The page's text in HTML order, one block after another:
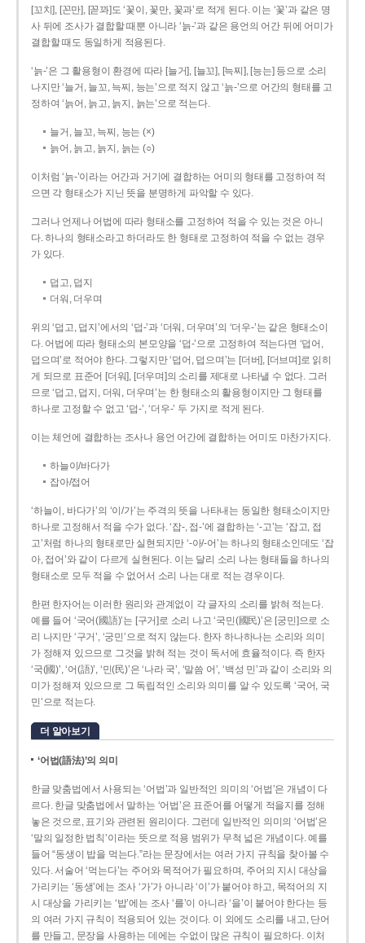
[꼬치], [꼰만], [꼳꽈]도 ‘꽃이, 꽃만, 꽃과’로 적게 된다. 이는 ‘꽃’과 같은 명
사 뒤에 조사가 결합할 때뿐 아니라 ‘늙-’과 같은 용언의 어간 뒤에 어미가
결합할 때도 동일하게 적용된다.
‘늙-’은 그 활용형이 환경에 따라 [늘거], [늘꼬], [늑찌], [능는] 등으로 소리
나지만 ‘늘거, 늘꼬, 늑찌, 능는’으로 적지 않고 ‘늙-’으로 어간의 형태를 고
정하여 ‘늙어, 늙고, 늙지, 늙는’으로 적는다.
늘거, 늘꼬, 늑찌, 능는 (×)
늙어, 늙고, 늙지, 늙는 (○)
이처럼 ‘늙-­’이라는 어간과 거기에 결합하는 어미의 형태를 고정하여 적
으면 각 형태소가 지닌 뜻을 분명하게 파악할 수 있다.
그러나 언제나 어법에 따라 형태소를 고정하여 적을 수 있는 것은 아니
다. 하나의 형태소라고 하더라도 한 형태로 고정하여 적을 수 없는 경우
가 있다.
덥고, 덥지
더워, 더우며
위의 ‘덥고, 덥지’에서의 ‘덥-­’과 ‘더워, 더우며’의 ‘더우-­’는 같은 형태소이
다. 어법에 따라 형태소의 본모양을 ‘덥-­’으로 고정하여 적는다면 ‘덥어,
덥으며’로 적어야 한다. 그렇지만 ‘덥어, 덥으며’는 [더버], [더브며]로 읽히
게 되므로 표준어 [더워], [더우며]의 소리를 제대로 나타낼 수 없다. 그러
므로 ‘덥고, 덥지, 더워, 더우며’는 한 형태소의 활용형이지만 그 형태를
하나로 고정할 수 없고 ‘덥-’, ‘더우-’ 두 가지로 적게 된다.
이는 체언에 결합하는 조사나 용언 어간에 결합하는 어미도 마찬가지다.
하늘이/바다가
잡아/접어
‘하늘이, 바다가’의 ‘이/가’는 주격의 뜻을 나타내는 동일한 형태소이지만
하나로 고정해서 적을 수가 없다. ‘잡-, 접-’에 결합하는 ‘-고’는 ‘잡고, 접
고’처럼 하나의 형태로만 실현되지만 ‘-아/-어’는 하나의 형태소인데도 ‘잡
아, 접어’와 같이 다르게 실현된다. 이는 달리 소리 나는 형태들을 하나의
형태소로 모두 적을 수 없어서 소리 나는 대로 적는 경우이다.
한편 한자어는 이러한 원리와 관계없이 각 글자의 소리를 밝혀 적는다.
예를 들어 ‘국어(國語)’는 [구거]로 소리 나고 ‘국민(國民)’은 [궁민]으로 소
리 나지만 ‘구거’, ‘궁민’으로 적지 않는다. 한자 하나하나는 소리와 의미
가 정해져 있으므로 그것을 밝혀 적는 것이 독서에 효율적이다. 즉 한자
‘국(國)’, ‘어(語)’, ‘민(民)’은 ‘나라 국’, ‘말씀 어’, ‘백성 민’과 같이 소리와 의
미가 정해져 있으므로 그 독립적인 소리와 의미를 알 수 있도록 ‘국어, 국
민’으로 적는다.
더 알아보기
‘어법(語法)’의 의미
한글 맞춤법에서 사용되는 ‘어법’과 일반적인 의미의 ‘어법’은 개념이 다
르다. 한글 맞춤법에서 말하는 ‘어법’은 표준어를 어떻게 적을지를 정해
놓은 것으로, 표기와 관련된 원리이다. 그런데 일반적인 의미의 ‘어법’은
‘말의 일정한 법칙’이라는 뜻으로 적용 범위가 무척 넓은 개념이다. 예를
들어 “동생이 밥을 먹는다.”라는 문장에서는 여러 가지 규칙을 찾아볼 수
있다. 서술어 ‘먹는다’는 주어와 목적어가 필요하며, 주어의 지시 대상을
가리키는 ‘동생’에는 조사 ‘가’가 아니라 ‘이’가 붙어야 하고, 목적어의 지
시 대상을 가리키는 ‘밥’에는 조사 ‘를’이 아니라 ‘을’이 붙어야 한다는 등
의 여러 가지 규칙이 적용되어 있는 것이다. 이 외에도 소리를 내고, 단어
를 만들고, 문장을 사용하는 데에는 수없이 많은 규칙이 필요하다. 이처